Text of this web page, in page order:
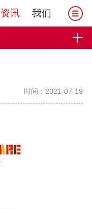
资讯 我们
时间：2021-07-19